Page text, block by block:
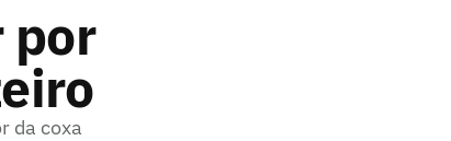
por
da coxa